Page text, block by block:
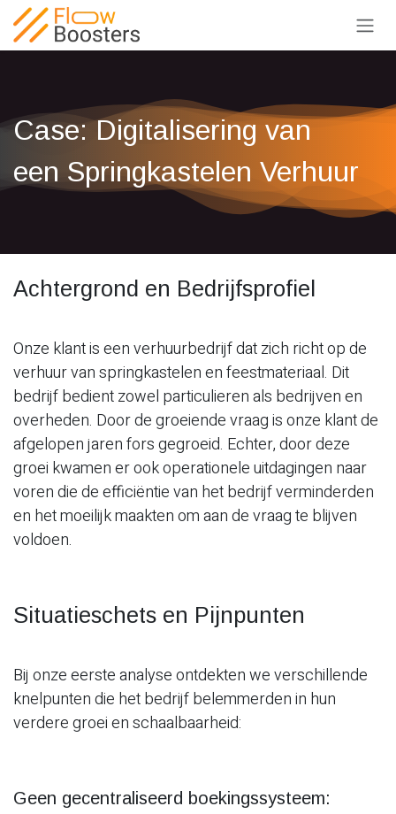
Overslaan naar inhoud
Case: Digitalisering van
een Springkastelen Verhuur
Achtergrond en Bedrijfsprofiel
Onze klant is een verhuurbedrijf dat zich richt op de
verhuur van springkastelen en feestmateriaal. Dit
bedrijf bedient zowel particulieren als bedrijven en
overheden. Door de groeiende vraag is onze klant de
afgelopen jaren fors gegroeid. Echter, door deze
groei kwamen er ook operationele uitdagingen naar
voren die de efficiëntie van het bedrijf verminderden
en het moeilijk maakten om aan de vraag te blijven
voldoen.
Situatieschets en Pijnpunten
Bij onze eerste analyse ontdekten we verschillende
knelpunten die het bedrijf belemmerden in hun
verdere groei en schaalbaarheid:
Geen gecentraliseerd boekingssysteem: